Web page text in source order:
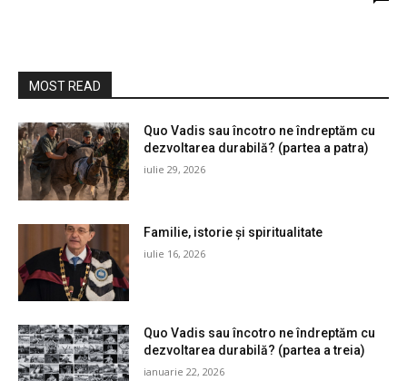
MOST READ
Quo Vadis sau încotro ne îndreptăm cu
dezvoltarea durabilă? (partea a patra)
iulie 29, 2026
Familie, istorie și spiritualitate
iulie 16, 2026
Quo Vadis sau încotro ne îndreptăm cu
dezvoltarea durabilă? (partea a treia)
ianuarie 22, 2026